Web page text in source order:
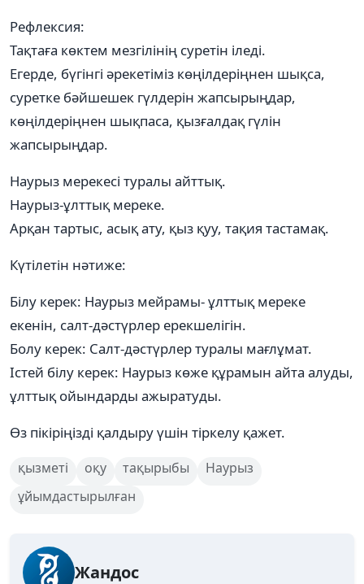
Рефлексия:
Тақтаға көктем мезгілінің суретін іледі.
Егерде, бүгінгі әрекетіміз көңілдеріңнен шықса,
суретке бәйшешек гүлдерін жапсырыңдар,
көңілдеріңнен шықпаса, қызғалдақ гүлін
жапсырыңдар.
Наурыз мерекесі туралы айттық.
Наурыз-ұлттық мереке.
Арқан тартыс, асық ату, қыз қуу, тақия тастамақ.
Күтілетін нәтиже:
Білу керек: Наурыз мейрамы- ұлттық мереке
екенін, салт-дәстүрлер ерекшелігін.
Болу керек: Салт-дәстүрлер туралы мағлұмат.
Істей білу керек: Наурыз көже құрамын айта алуды,
ұлттық ойындарды ажыратуды.
Өз пікіріңізді қалдыру үшін тіркелу қажет.
қызметі оқу тақырыбы
Наурыз
ұйымдастырылған
Жандос